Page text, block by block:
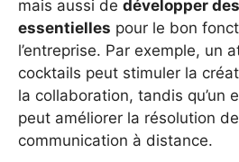
mais aussi de développer
essentielles pour le bon
l’entreprise. Par exemple, un
cocktails peut stimuler la
la collaboration, tandis qu’un
peut améliorer la résolution
communication à distance.